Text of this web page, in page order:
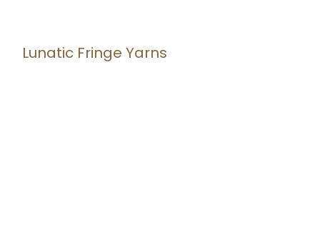
Lunatic Fringe Yarns